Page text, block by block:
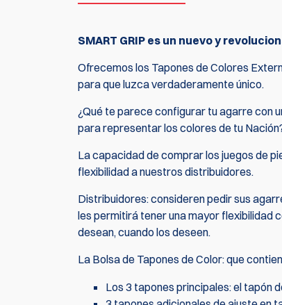
SMART GRIP es un nuevo y
Ofrecemos los Tapones de Colores
para que luzca verdaderamente único.
¿Qué te parece configurar tu agarre con
para representar los colores de tu
La capacidad de comprar los juegos de
flexibilidad a nuestros distribuidores.
Distribuidores: consideren pedir sus
les permitirá tener una mayor flexibilidad
desean, cuando los deseen.
La Bolsa de Tapones de Color: que
Los 3 tapones principales: el tapón